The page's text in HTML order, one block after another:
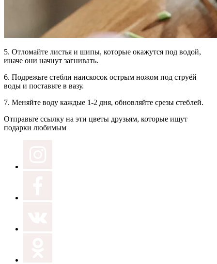
5. Отломайте листья и шипы, которые окажутся под водой,
иначе они начнут загнивать.
6. Подрежьте стебли наискосок острым ножом под струёй
воды и поставьте в вазу.
7. Меняйте воду каждые 1-2 дня, обновляйте срезы стеблей.
Отправьте ссылку на эти цветы друзьям, которые ищут
подарки любимым